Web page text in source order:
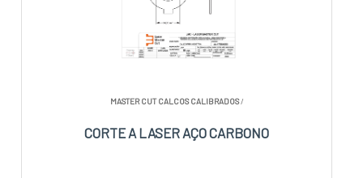
MASTER CUT CALCOS CALIBRADOS/
CORTE A LASER AÇO CARBONO